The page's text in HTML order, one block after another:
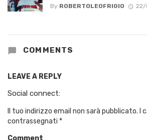
By ROBERTOLEOFRIGIO 22/
COMMENTS
LEAVE A REPLY
Social connect:
Il tuo indirizzo email non sarà pubblicato. I
contrassegnati *
Comment